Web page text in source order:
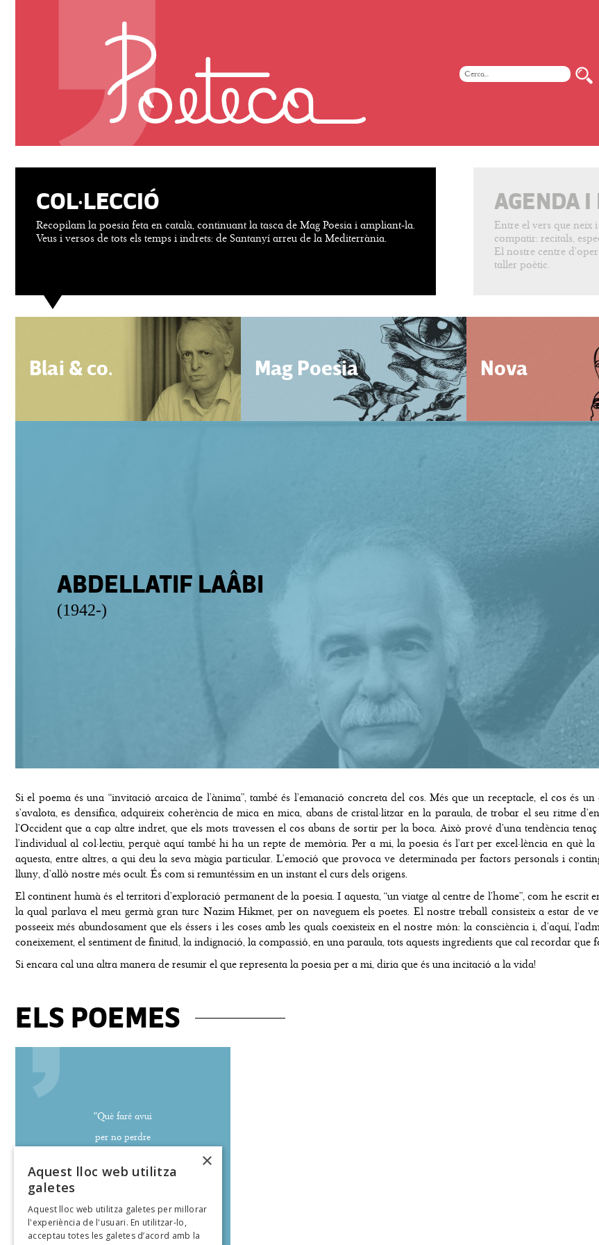
COL·LECCIÓ
Recopilam la poesia feta en català, continuant la tasca de Mag Poesia i ampliant-la.
Veus i versos de tots els temps i indrets: de Santanyí arreu de la Mediterrània.
AGENDA I
Entre el vers que neix
compatir: recitals,
El nostre centre
taller poètic.
Blai & co. Mag Poesia Nova
ABDELLATIF LAÂBI
(1942-)
Si el poema és una “invitació arcaica de l’ànima”, també és l’emanació concreta del cos. Més que un receptacle, el cos és
s’avalota, es densifica, adquireix coherència de mica en mica, abans de cristal·litzar en la paraula, de trobar el seu ritme
l’Occident que a cap altre indret, que els mots travessen el cos abans de sortir per la boca. Això prové d’una tendència
l’individual al col·lectiu, perquè aquí també hi ha un repte de memòria. Per a mi, la poesia és l’art per excel·lència en què
aquesta, entre altres, a qui deu la seva màgia particular. L’emoció que provoca ve determinada per factors personals i
lluny, d’allò nostre més ocult. És com si remuntéssim en un instant el curs dels origens.
El continent humà és el territori d’exploració permanent de la poesia. I aquesta, “un viatge al centre de l’home”, com he escrit
la qual parlava el meu germà gran turc Nazim Hikmet, per on naveguem els poetes. El nostre treball consisteix a estar de
posseeix més abundosament que els éssers i les coses amb les quals coexisteix en el nostre món: la consciència i, d’aquí,
coneixement, el sentiment de finitud, la indignació, la compassió, en una paraula, tots aquests ingredients que cal recordar
Si encara cal una altra manera de resumir el que representa la poesia per a mi, diria que és una incitació a la vida!
ELS POEMES
"Què faré avui
per no perdre
de ser home?"
Abdellatif Laâbi
poeteca.cat
×
Aquest lloc web utilitza
galetes
Aquest lloc web utilitza galetes per millorar
l'experiència de l'usuari. En utilitzar-lo,
acceptau totes les galetes d’acord amb la